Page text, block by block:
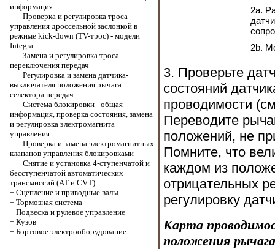
информация
Проверка и регулировка троса
управления дроссельной заслонкой в
режиме kick-down (TV-трос) - модели
Integra
Замена и регулировка троса
переключения передач
Регулировка и замена датчика-
выключателя положения рычага
селектора передач
Система блокировки - общая
информация, проверка состояния, замена
и регулировка электромагнита
управления
Проверка и замена электромагнитных
клапанов управления блокировками
Снятие и установка 4-ступенчатой и
бесступенчатой автоматических
трансмиссий (АТ и CVT)
+ Cцепление и приводные валы
+ Тормозная система
+ Подвеска и рулевое управление
+ Кузов
+ Бортовое электрооборудование
2a.
2b.
3. Проверьте
состояний
проводимости
Переводите
положений, не
Помните, что
каждом из
отрицательных
регулировку
Карта
положения